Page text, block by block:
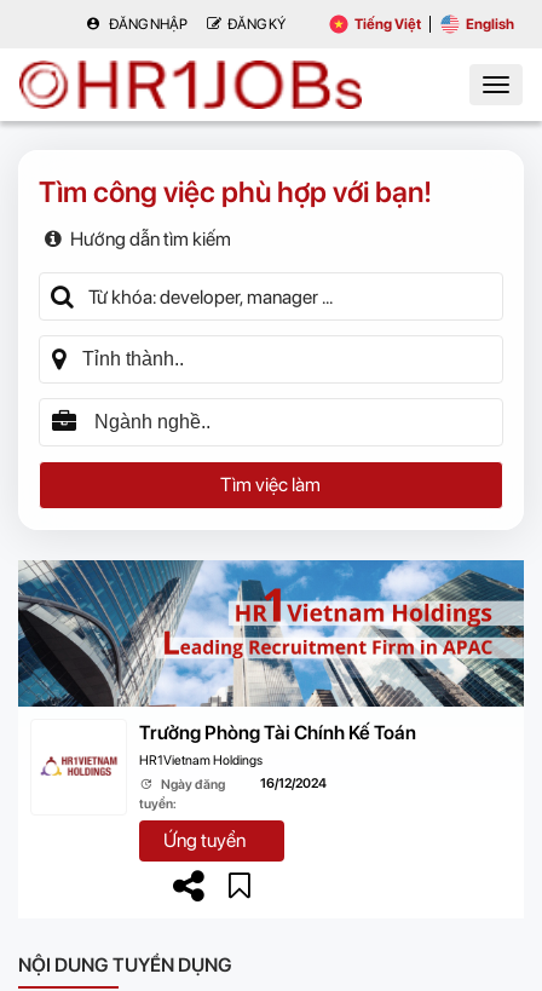
ĐĂNG NHẬP ĐĂNG KÝ Tiếng Việt English
Tìm công việc phù hợp với bạn!
Hướng dẫn tìm kiếm
Tìm việc làm
Trưởng Phòng Tài Chính Kế Toán
HR1Vietnam Holdings
Ngày đăng
tuyển:
16/12/2024
Ứng tuyển
NỘI DUNG TUYỂN DỤNG